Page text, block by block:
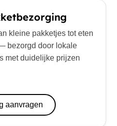
kleine pakketjes tot eten
bezorgd door lokale
met duidelijke prijzen
aanvragen